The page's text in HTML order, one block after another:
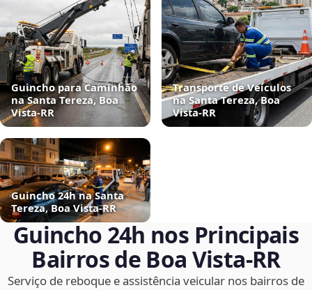
Guincho para Caminhão
na Santa Tereza, Boa
Vista‑RR
Transporte de Veículos
na Santa Tereza, Boa
Vista‑RR
Guincho 24h na Santa
Tereza, Boa Vista‑RR
Guincho 24h nos Principais
Bairros de Boa Vista‑RR
Serviço de reboque e assistência veicular nos bairros de